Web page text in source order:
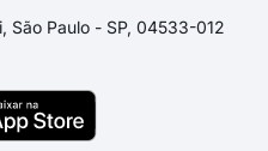
São Paulo - SP, 04533-012